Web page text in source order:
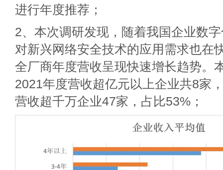
进行年度推荐；
2、本次调研发现，随着我国企业数
对新兴网络安全技术的应用需求也在
全厂商年度营收呈现快速增长趋势。
2021年度营收超亿元以上企业共8家
营收超千万企业47家，占比53%；